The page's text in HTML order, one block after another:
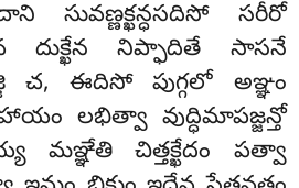
సువణ్ణక్ఖన్ధసదిసో సరీరో
దుక్ఖేన నిప్ఫాదితే సాసనే
చ, ఈదిసో పుగ్గలో అఞ్ఞం
లభిత్వా వుద్ధిమాపజ్జన్తో
మఞ్ఞేతి చిత్తక్ఖేదం పత్వా